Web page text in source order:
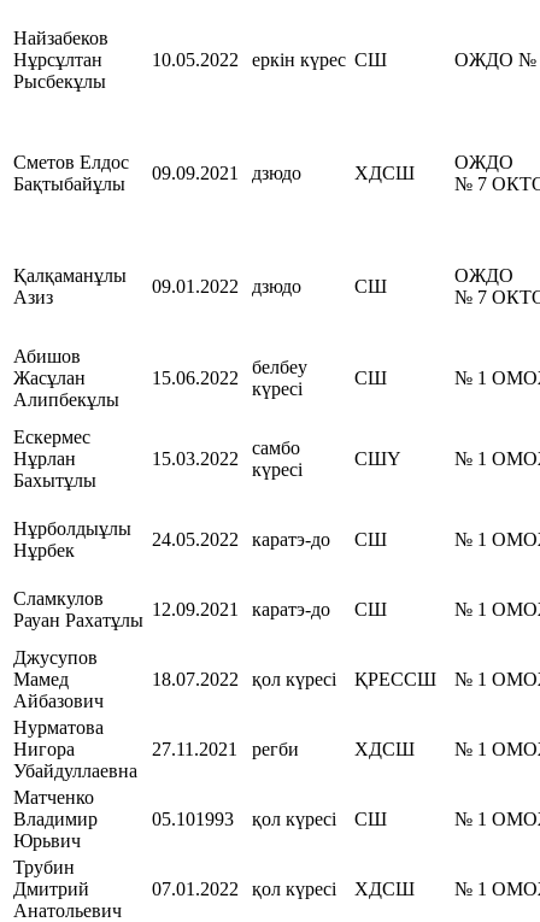
Найзабеков
Нұрсұлтан
Рысбекұлы
10.05.2022 еркін күрес СШ ОЖДО №
Сметов Елдос
Бақтыбайұлы
09.09.2021 дзюдо ХДСШ
ОЖДО
№ 7
Қалқаманұлы
Азиз
09.01.2022 дзюдо СШ
ОЖДО
№ 7
Абишов
Жасұлан
Алипбекұлы
15.06.2022
белбеу
күресі
СШ № 1
Ескермес
Нұрлан
Бахытұлы
15.03.2022
самбо
күресі
СШҮ № 1
Нұрболдыұлы
Нұрбек
24.05.2022 каратэ-до СШ № 1
Сламкулов
Рауан Рахатұлы
12.09.2021 каратэ-до СШ № 1
Джусупов
Мамед
Айбазович
18.07.2022 қол күресі ҚРЕССШ № 1
Нурматова
Нигора
Убайдуллаевна
27.11.2021 регби ХДСШ № 1
Матченко
Владимир
Юрьвич
05.101993 қол күресі СШ № 1
Трубин
Дмитрий
Анатольевич
07.01.2022 қол күресі ХДСШ № 1